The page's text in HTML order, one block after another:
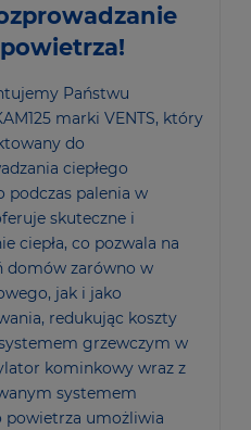
Państwu
marki VENTS, który
do
ciepłego
palenia w
skuteczne i
ciepła, co pozwala na
domów zarówno w
jak i jako
redukując koszty
grzewczym w
kominkowy wraz z
systemem
powietrza umożliwia